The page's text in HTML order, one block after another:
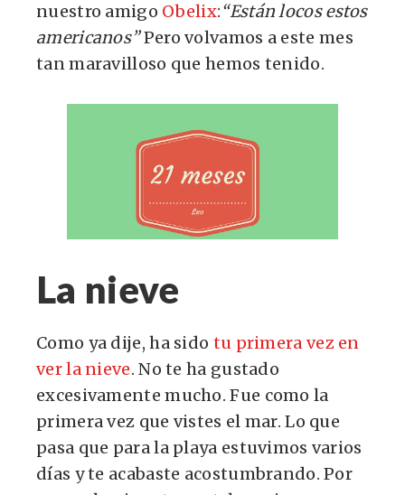
nuestro amigo Obelix:“Están locos estos
americanos”Pero volvamos a este mes
tan maravilloso que hemos tenido.
La nieve
Como ya dije, ha sido tu primera vez en
ver la nieve. No te ha gustado
excesivamente mucho. Fue como la
primera vez que vistes el mar. Lo que
pasa que para la playa estuvimos varios
días y te acabaste acostumbrando. Por